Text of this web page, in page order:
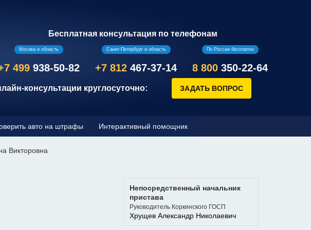
Бесплатная консультация по телефонам
Москва и область
499 938-50-82
Санкт-Петербург и область
+7 812 467-37-14
По России бесплатно
8 800 350-22-64
консультации круглосуточно:
авто на штрафы Интерактивный помощник
Викторовна
Непосредственный начальник
пристава
Руководитель Коркинского ГОСП
Хрущев Александр Николаевич